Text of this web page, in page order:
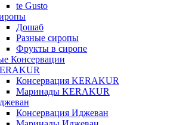
te Gusto
Дошаб
Разные сиропы
Фрукты в сиропе
Консервации
Консервация KERAKUR
Маринады KERAKUR
Консервация Иджеван